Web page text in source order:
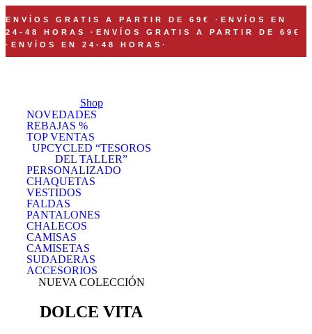
ENVÍOS GRATIS A PARTIR DE 69€ · ENVÍOS EN
24-48 HORAS · ENVÍOS GRATIS A PARTIR DE 69€
· ENVÍOS EN 24-48 HORAS ·
Shop
NOVEDADES
REBAJAS %
TOP VENTAS
UPCYCLED “TESOROS
DEL TALLER”
PERSONALIZADO
CHAQUETAS
VESTIDOS
FALDAS
PANTALONES
CHALECOS
CAMISAS
CAMISETAS
SUDADERAS
ACCESORIOS
NUEVA COLECCIÓN
DOLCE VITA